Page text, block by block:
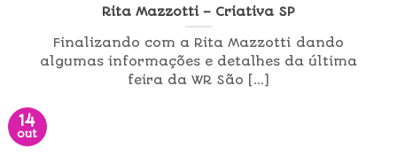
Rita Mazzotti – Criativa SP
Finalizando com a Rita Mazzotti dando
algumas informações e detalhes da última
feira da WR São [...]
14
out